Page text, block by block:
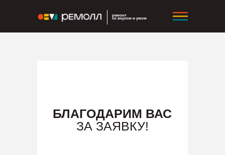
ремонт
со вкусом и умом
БЛАГОДАРИМ ВАС
ЗА ЗАЯВКУ!